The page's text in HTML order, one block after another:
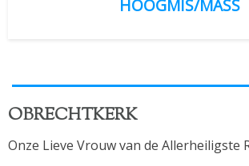
HOOGMIS/MASS
OBRECHTKERK
Onze Lieve Vrouw van de Allerheiligste